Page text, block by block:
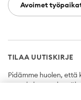
Avoimet
TILAA UUTISKIRJE
Pidämme huolen,
uutuuksista